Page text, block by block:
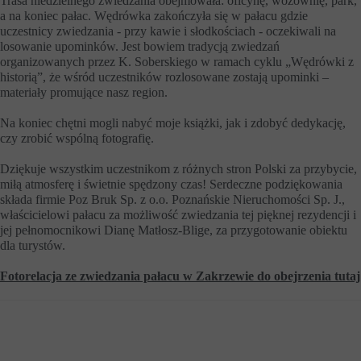
a na koniec pałac. Wędrówka zakończyła się w pałacu gdzie
uczestnicy zwiedzania - przy kawie i słodkościach - oczekiwali na
losowanie upominków. Jest bowiem tradycją zwiedzań
organizowanych przez K. Soberskiego w ramach cyklu „Wędrówki z
historią”, że wśród uczestników rozlosowane zostają upominki –
materiały promujące nasz region.
Na koniec chętni mogli nabyć moje książki, jak i zdobyć dedykację,
czy zrobić wspólną fotografię.
Dziękuje wszystkim uczestnikom z różnych stron Polski za przybycie,
miłą atmosferę i świetnie spędzony czas! Serdeczne podziękowania
składa firmie Poz Bruk Sp. z o.o. Poznańskie Nieruchomości Sp. J.,
właścicielowi pałacu za możliwość zwiedzania tej pięknej rezydencji i
jej pełnomocnikowi Dianę Matłosz-Blige, za przygotowanie obiektu
dla turystów.
Fotorelacja ze zwiedzania pałacu w Zakrzewie do obejrzenia tutaj